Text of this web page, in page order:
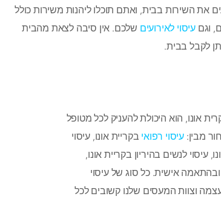
השירות בבית, ואתם תוכלו ליהנות משירות כולל
וגם עיסוי לאירועים שלכם. אין סיבה לצאת מהבית
לקבל בבית.
אונו, הוא היכולת להעניק לכל מטופל
מבין:עיסוי רפואי בקריית אונו, עיסוי
עיסוי לנשים בהיריון בקריית אונו,
ובהתאמה אישית. כל סוג של עיסוי
וצוות המעסים שלנו קשובים לכל